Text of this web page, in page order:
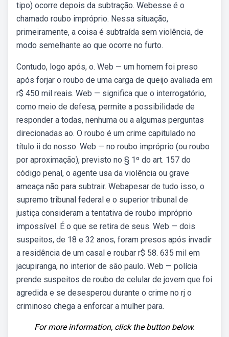
tipo) ocorre depois da subtração. Webesse é o
chamado roubo impróprio. Nessa situação,
primeiramente, a coisa é subtraída sem violência, de
modo semelhante ao que ocorre no furto.
Contudo, logo após, o. Web — um homem foi preso
após forjar o roubo de uma carga de queijo avaliada em
r$ 450 mil reais. Web — significa que o interrogatório,
como meio de defesa, permite a possibilidade de
responder a todas, nenhuma ou a algumas perguntas
direcionadas ao. O roubo é um crime capitulado no
título ii do nosso. Web — no roubo impróprio (ou roubo
por aproximação), previsto no § 1º do art. 157 do
código penal, o agente usa da violência ou grave
ameaça não para subtrair. Webapesar de tudo isso, o
supremo tribunal federal e o superior tribunal de
justiça consideram a tentativa de roubo impróprio
impossível. É o que se retira de seus. Web — dois
suspeitos, de 18 e 32 anos, foram presos após invadir
a residência de um casal e roubar r$ 58. 635 mil em
jacupiranga, no interior de são paulo. Web — polícia
prende suspeitos de roubo de celular de jovem que foi
agredida e se desesperou durante o crime no rj o
criminoso chega a enforcar a mulher para.
For more information, click the button below.